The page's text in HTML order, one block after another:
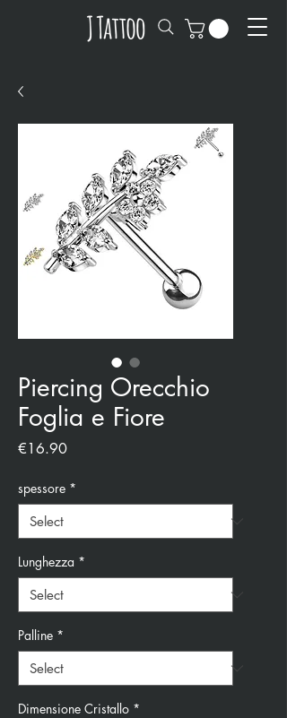
Piercing Orecchio
Foglia e Fiore
€16.90Price
spessore *
Lunghezza *
Palline *
Dimensione Cristallo *